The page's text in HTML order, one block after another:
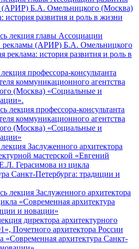
лекция главы Ассоциации
рекламы (АРИР) Б.А. Омельницкого
реклама: история развития и роль в
лекция профессора-консультанта
коммуникационного агентства
(Москва) «Социальные и
лекция Заслуженного архитектора
«Современная архитектура
и новации»